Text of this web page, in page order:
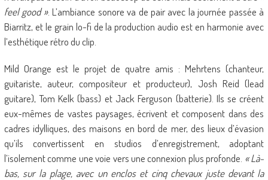
feel good ». L’ambiance sonore va de pair avec la journée passée à
Biarritz, et le grain lo-fi de la production audio est en harmonie avec
l’esthétique rétro du clip.
Mild Orange est le projet de quatre amis : Mehrtens (chanteur,
guitariste, auteur, compositeur et producteur), Josh Reid (lead
guitare), Tom Kelk (bass) et Jack Ferguson (batterie). Ils se créent
eux-mêmes de vastes paysages, écrivent et composent dans des
cadres idylliques, des maisons en bord de mer, des lieux d’évasion
qu’ils convertissent en studios d’enregistrement, adoptant
l’isolement comme une voie vers une connexion plus profonde. « Là-
bas, sur la plage, avec un enclos et cinq chevaux juste devant la